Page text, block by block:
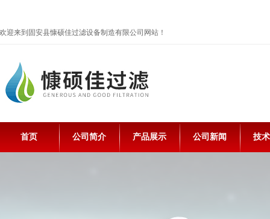
欢迎来到固安县慷硕佳过滤设备制造有限公司网站！
首页 公司简介 产品展示 公司新闻 技